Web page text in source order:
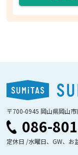
〒700-0945 岡山県岡山
086-
定休日 /水曜日、GW、お